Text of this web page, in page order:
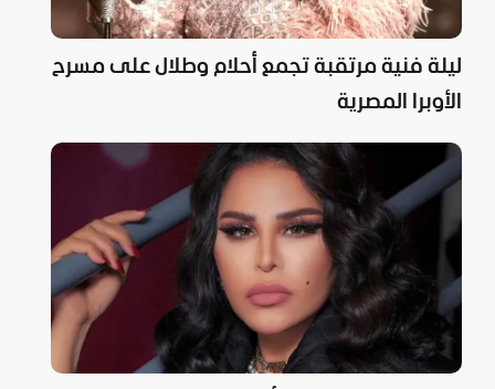
ليلة فنية مرتقبة تجمع أحلام وطلال على مسرح
الأوبرا المصرية